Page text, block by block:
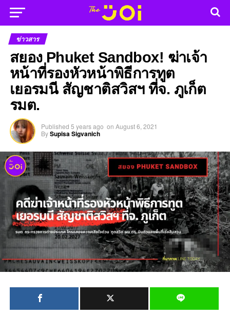
ข่าวสาร
สยอง Phuket Sandbox! ฆ่าเจ้า
หน้าที่รองหัวหน้าพิธีการทูต
เยอรมนี สัญชาติสวิสฯ ที่จ. ภูเก็ต
รมต.
Published 5 years ago on August 6, 2021
BySupisa Sigvanich